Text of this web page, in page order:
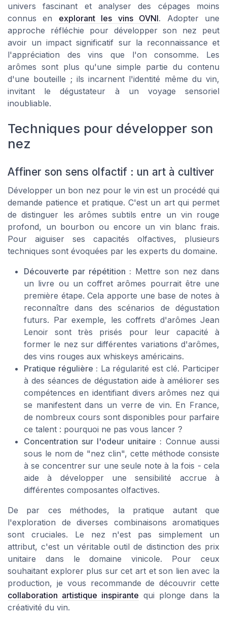
univers fascinant et analyser des cépages moins
connus en explorant les vins OVNI. Adopter une
approche réfléchie pour développer son nez peut
avoir un impact significatif sur la reconnaissance et
l'appréciation des vins que l'on consomme. Les
arômes sont plus qu'une simple partie du contenu
d'une bouteille ; ils incarnent l'identité même du vin,
invitant le dégustateur à un voyage sensoriel
inoubliable.
Techniques pour développer son
nez
Affiner son sens olfactif : un art à cultiver
Développer un bon nez pour le vin est un procédé qui
demande patience et pratique. C'est un art qui permet
de distinguer les arômes subtils entre un vin rouge
profond, un bourbon ou encore un vin blanc frais.
Pour aiguiser ses capacités olfactives, plusieurs
techniques sont évoquées par les experts du domaine.
Découverte par répétition : Mettre son nez dans
un livre ou un coffret arômes pourrait être une
première étape. Cela apporte une base de notes à
reconnaître dans des scénarios de dégustation
futurs. Par exemple, les coffrets d'arômes Jean
Lenoir sont très prisés pour leur capacité à
former le nez sur différentes variations d'arômes,
des vins rouges aux whiskeys américains.
Pratique régulière : La régularité est clé. Participer
à des séances de dégustation aide à améliorer ses
compétences en identifiant divers arômes nez qui
se manifestent dans un verre de vin. En France,
de nombreux cours sont disponibles pour parfaire
ce talent : pourquoi ne pas vous lancer ?
Concentration sur l'odeur unitaire : Connue aussi
sous le nom de "nez clin", cette méthode consiste
à se concentrer sur une seule note à la fois - cela
aide à développer une sensibilité accrue à
différentes composantes olfactives.
De par ces méthodes, la pratique autant que
l'exploration de diverses combinaisons aromatiques
sont cruciales. Le nez n'est pas simplement un
attribut, c'est un véritable outil de distinction des prix
unitaire dans le domaine vinicole. Pour ceux
souhaitant explorer plus sur cet art et son lien avec la
production, je vous recommande de découvrir cette
collaboration artistique inspirante qui plonge dans la
créativité du vin.